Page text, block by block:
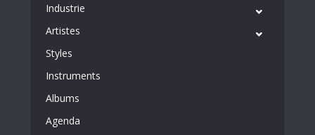
Industrie
Artistes
Styles
Instruments
Albums
Agenda